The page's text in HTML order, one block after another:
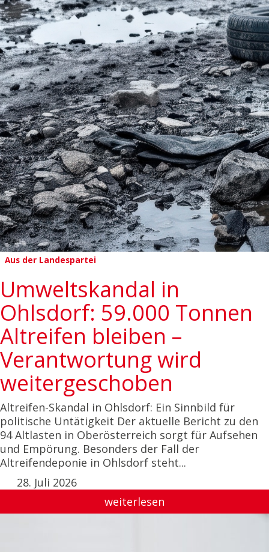
Aus der Landespartei
Umweltskandal in
Ohlsdorf: 59.000 Tonnen
Altreifen bleiben –
Verantwortung wird
weitergeschoben
Altreifen-Skandal in Ohlsdorf: Ein Sinnbild für
politische Untätigkeit Der aktuelle Bericht zu den
94 Altlasten in Oberösterreich sorgt für Aufsehen
und Empörung. Besonders der Fall der
Altreifendeponie in Ohlsdorf steht...
28. Juli 2026
weiterlesen